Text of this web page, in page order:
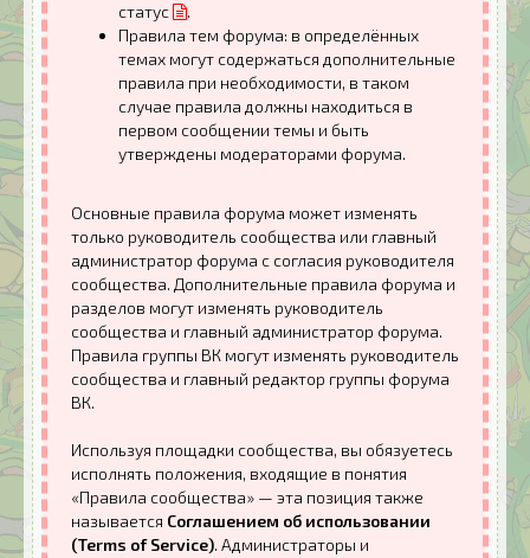
статус
.
Правила тем форума: в определённых
темах могут содержаться дополнительные
правила при необходимости, в таком
случае правила должны находиться в
первом сообщении темы и быть
утверждены модераторами форума.
Основные правила форума может изменять
только руководитель сообщества или главный
администратор форума с согласия руководителя
сообщества. Дополнительные правила форума и
разделов могут изменять руководитель
сообщества и главный администратор форума.
Правила группы ВК могут изменять руководитель
сообщества и главный редактор группы форума
ВК.
Используя площадки сообщества, вы обязуетесь
исполнять положения, входящие в понятия
«Правила сообщества» — эта позиция также
называется Соглашением об использовании
(Terms of Service). Администраторы и